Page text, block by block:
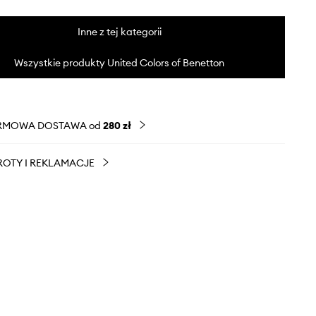
Inne z tej kategorii
Wszystkie produkty United Colors of Benetton
DOSTAWA od 280 zł
I REKLAMACJE